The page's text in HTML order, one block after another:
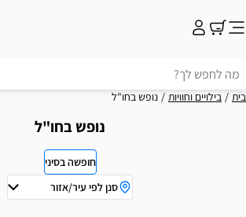
בית בילויים וחוויות נופש בחו"ל
נופש בחו"ל
חופשה בסיני
סנן לפי עיר/אזור